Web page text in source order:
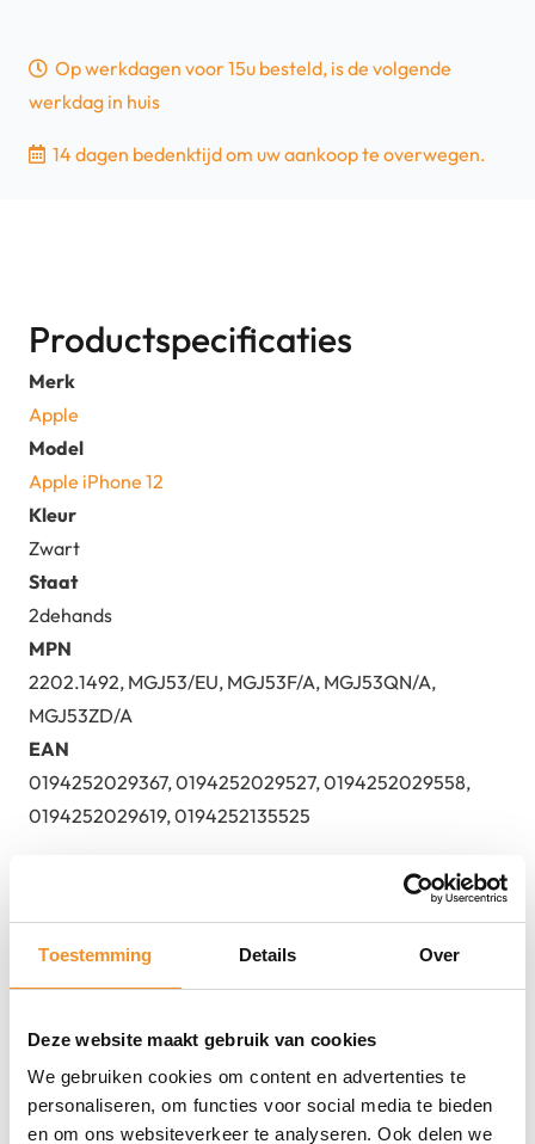
Toestemming Details Over
Deze website maakt gebruik van cookies
We gebruiken cookies om content en advertenties te
personaliseren, om functies voor social media te bieden
en om ons websiteverkeer te analyseren. Ook delen we
Op werkdagen voor 15u besteld, is de volgende
werkdag in huis
14 dagen bedenktijd om uw aankoop te overwegen.
Productspecificaties
Merk
Apple
Model
Apple iPhone 12
Kleur
Zwart
Staat
2dehands
MPN
2202.1492, MGJ53/EU, MGJ53F/A, MGJ53QN/A,
MGJ53ZD/A
EAN
0194252029367, 0194252029527, 0194252029558,
0194252029619, 0194252135525
Direct erbij bestellen